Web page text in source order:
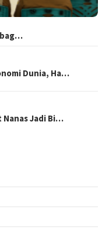
Dunia, Ha…
Nanas Jadi Bi…